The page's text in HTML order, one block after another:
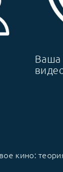
Ваша
кино: